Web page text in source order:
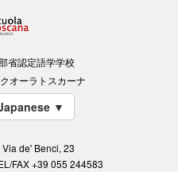
省認定語学学校
オーラトスカーナ
▼
de' Benci, 23
FAX +39 055 244583